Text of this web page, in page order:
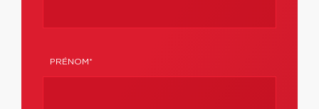
PRÉNOM*